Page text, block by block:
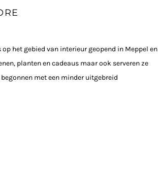
het gebied van interieur geopend in Meppel en
planten en cadeaus maar ook serveren ze
met een minder uitgebreid